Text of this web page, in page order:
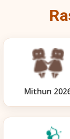
Mithun